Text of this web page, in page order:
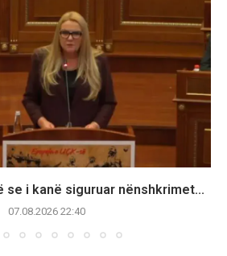
se i kanë siguruar nënshkrimet...
07.08.2026 22:40